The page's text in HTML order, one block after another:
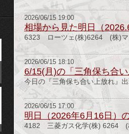
馬
パ
チ
ス
ロ
オ
ン
2026/06/15 19:00
相場から見た明日（
6323 ローツェ(株)6264 (株)
2026/06/15 18:10
6/15(月)の「三角保ち合
今日の『三角保ち合い上放れ』
2026/06/15 17:00
明日（2026年6月16日）
4182 三菱ガス化学(株) 6264